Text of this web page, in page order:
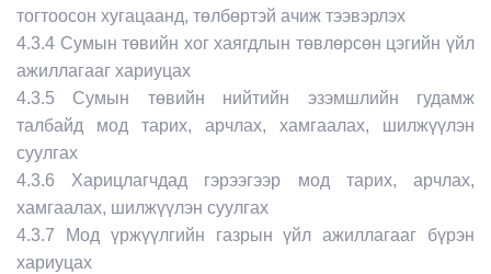
тогтоосон хугацаанд, төлбөртэй ачиж тээвэрлэх
4.3.4 Сумын төвийн хог хаягдлын төвлөрсөн цэгийн үйл
ажиллагааг хариуцах
4.3.5 Сумын төвийн нийтийн эзэмшлийн гудамж
талбайд мод тарих, арчлах, хамгаалах, шилжүүлэн
суулгах
4.3.6 Харицлагчдад гэрээгээр мод тарих, арчлах,
хамгаалах, шилжүүлэн суулгах
4.3.7 Мод үржүүлгийн газрын үйл ажиллагааг бүрэн
хариуцах